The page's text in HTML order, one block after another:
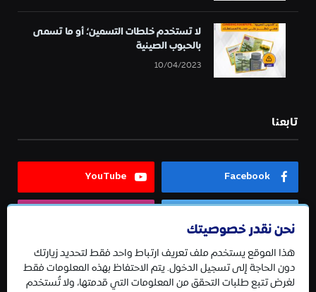
لا تستخدم خلطات التسمين؛ أو ما تسمى
بالحبوب الصينية
10/04/2023
تابعنا
Facebook
YouTube
Telegram
نحن نقدر خصوصيتك
هذا الموقع يستخدم ملف تعريف ارتباط واحد فقط لتحديد زيارتك
دون الحاجة إلى تسجيل الدخول. يتم الاحتفاظ بهذه المعلومات فقط
لغرض تتبع طلبات التحقق من المعلومات التي قدمتها، ولا تُستخدم